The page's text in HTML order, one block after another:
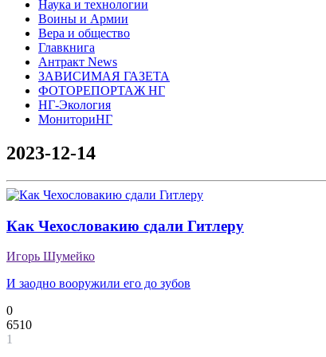
Наука и технологии
Воины и Армии
Вера и общество
Главкнига
Антракт News
ЗАВИСИМАЯ ГАЗЕТА
ФОТОРЕПОРТАЖ НГ
НГ-Экология
МониториНГ
2023-12-14
Как Чехословакию сдали Гитлеру
Игорь Шумейко
И заодно вооружили его до зубов
0
6510
1